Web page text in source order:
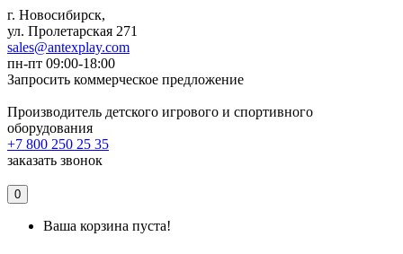
г. Новосибирск,
ул. Пролетарская 271
sales@antexplay.com
пн-пт 09:00-18:00
Запросить коммерческое предложение
Производитель детского игрового и спортивного
оборудования
+7 800 250 25 35
заказать звонок
0
Ваша корзина пуста!